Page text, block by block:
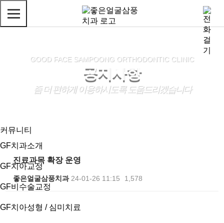
GOOD FACE SAMPOONG ORTHODONTIC CLINIC
공지사항
좀 더 편하게 이용하시도록 도움드리겠습니다
커뮤니티
GF치과소개
GF치아교정
GF비수술교정
GF치아성형 / 심미치료
진료과목 확장 운영
좋은얼굴삼풍치과 24-01-26 11:15 1,578
본문